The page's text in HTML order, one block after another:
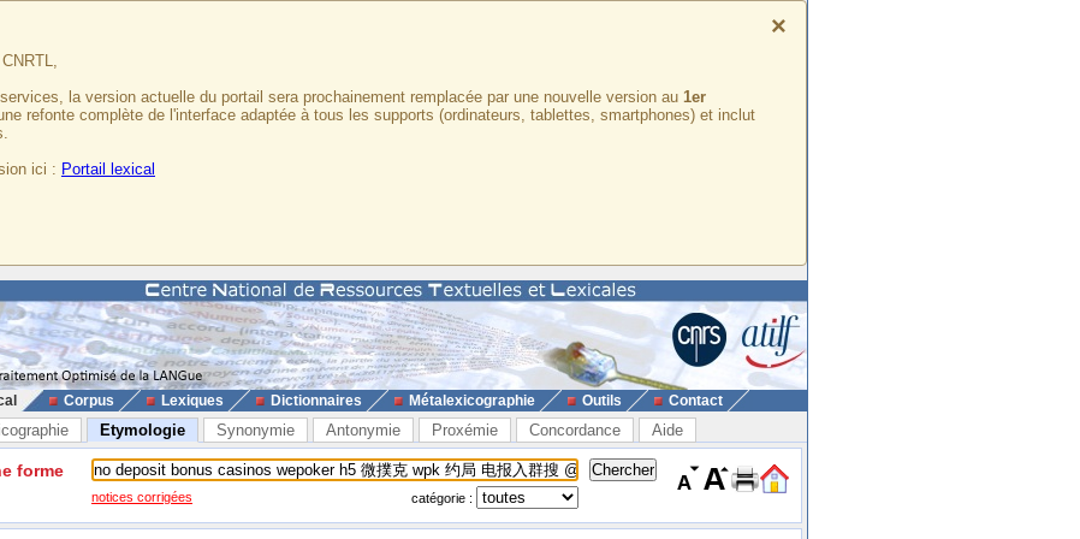
×
la version actuelle du portail sera prochainement remplacée par une nouvelle version au 1er
refonte complète de l'interface adaptée à tous les supports (ordinateurs, tablettes, smartphones) et inclut
ici : Portail lexical
Corpus Lexiques Dictionnaires Métalexicographie Outils Contact
Etymologie Synonymie Antonymie Proxémie Concordance Aide
forme
notices corrigées catégorie :